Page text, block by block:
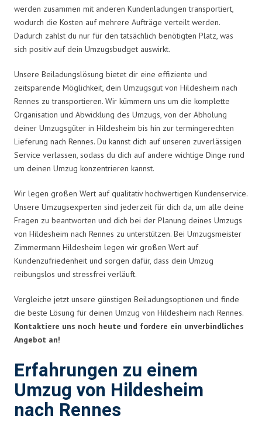
werden zusammen mit anderen Kundenladungen transportiert,
wodurch die Kosten auf mehrere Aufträge verteilt werden.
Dadurch zahlst du nur für den tatsächlich benötigten Platz, was
sich positiv auf dein Umzugsbudget auswirkt.
Unsere Beiladungslösung bietet dir eine effiziente und
zeitsparende Möglichkeit, dein Umzugsgut von Hildesheim nach
Rennes zu transportieren. Wir kümmern uns um die komplette
Organisation und Abwicklung des Umzugs, von der Abholung
deiner Umzugsgüter in Hildesheim bis hin zur termingerechten
Lieferung nach Rennes. Du kannst dich auf unseren zuverlässigen
Service verlassen, sodass du dich auf andere wichtige Dinge rund
um deinen Umzug konzentrieren kannst.
Wir legen großen Wert auf qualitativ hochwertigen Kundenservice.
Unsere Umzugsexperten sind jederzeit für dich da, um alle deine
Fragen zu beantworten und dich bei der Planung deines Umzugs
von Hildesheim nach Rennes zu unterstützen. Bei Umzugsmeister
Zimmermann Hildesheim legen wir großen Wert auf
Kundenzufriedenheit und sorgen dafür, dass dein Umzug
reibungslos und stressfrei verläuft.
Vergleiche jetzt unsere günstigen Beiladungsoptionen und finde
die beste Lösung für deinen Umzug von Hildesheim nach Rennes.
Kontaktiere uns noch heute und fordere ein unverbindliches
Angebot an!
Erfahrungen zu einem
Umzug von Hildesheim
nach Rennes